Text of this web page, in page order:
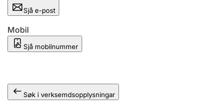
Sjå e-post
Mobil
Sjå mobilnummer
Søk i verksemdsopplysningar